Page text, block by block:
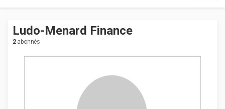
Ludo-Menard Finance
2 abonnés